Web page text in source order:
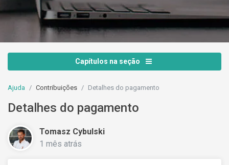
Capítulos na seção
Ajuda Contribuições Detalhes do pagamento
Detalhes do pagamento
Tomasz Cybulski
1 mês atrás